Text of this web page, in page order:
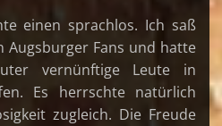
einen sprachlos. Ich saß
Augsburger Fans und hatte
vernünftige Leute in
Es herrschte natürlich
zugleich. Die Freude